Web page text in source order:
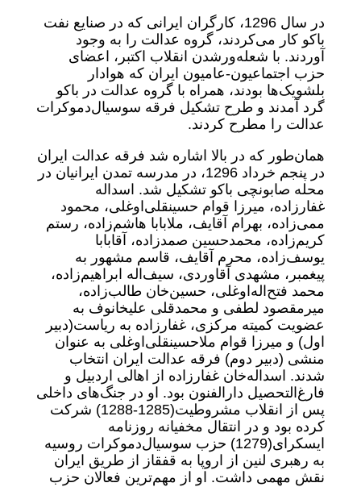
در سال 1296، کارگران ایرانی که در صنایع نفت
باکو کار می‌کردند، گروه عدالت را به‌ وجود
آوردند. با شعله‌ورشدن انقلاب اکتبر، اعضای
حزب اجتماعیون-عامیون ایران که هوادار
بلشویک‌ها بودند، همراه با گروه عدالت در باکو
گرد آمدند و طرح تشکیل فرقه سوسیال‌دموکرات
عدالت را مطرح کردند.
همان‌طور که در بالا اشاره شد فرقه عدالت ایران
در پنجم خرداد 1296، در مدرسه تمدن ایرانیان در
محله صابونچی باکو تشکیل شد. اسداله
غفارزاده، میرزا قوام حسینقلی‌اوغلی، محمود
ممی‌زاده، بهرام آقایف، ملابابا هاشم‌زاده، رستم
کریم‌زاده، محمدحسین صمدزاده، آقابابا
یوسف‌زاده، محرم آقایف، قاسم مشهور به
پیغمبر، مشهدی آقاوردی، سیف‌اله ابراهیم‌زاده،
محمد فتح‌اله‌اوغلی، حسین‌خان طالب‌زاده،
میر‌مقصود لطفی و محمدقلی علیخانوف به
عضویت کمیته مرکزی، غفارزاده به ریاست‌(دبیر
اول) و میرزا قوام ملاحسینقلی‌اوغلی به عنوان
منشی (دبیر دوم) فرقه عدالت ایران انتخاب
شدند. اسداله‌خان غفارزاده از اهالی اردبیل و
فارغ‌التحصیل دارالفنون بود. او در جنگ‌های داخلی
پس از انقلاب مشروطیت‌(1285-1288) شرکت
کرده بود و در انتقال مخفیانه روزنامه
ایسکرای‌(1279) حزب سوسیال‌دموکرات روسیه
به رهبری لنین از اروپا به قفقاز از طریق ایران
نقش مهمی داشت. او از مهم‌ترین فعالان حزب